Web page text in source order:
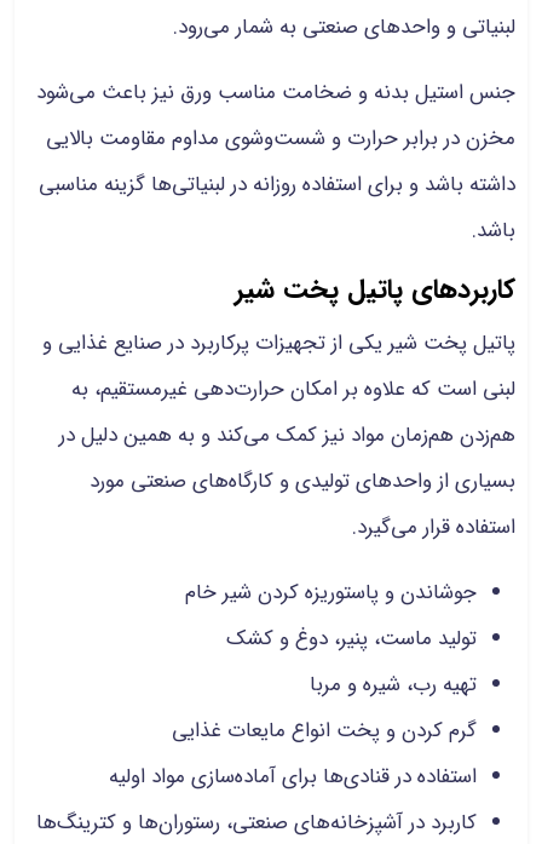
لبنیاتی و واحدهای صنعتی به شمار می‌رود.
جنس استیل بدنه و ضخامت مناسب ورق نیز باعث می‌شود
مخزن در برابر حرارت و شست‌وشوی مداوم مقاومت بالایی
داشته باشد و برای استفاده روزانه در لبنیاتی‌ها گزینه مناسبی
باشد.
کاربردهای پاتیل پخت شیر
پاتیل پخت شیر یکی از تجهیزات پرکاربرد در صنایع غذایی و
لبنی است که علاوه بر امکان حرارت‌دهی غیرمستقیم، به
هم‌زدن هم‌زمان مواد نیز کمک می‌کند و به همین دلیل در
بسیاری از واحدهای تولیدی و کارگاه‌های صنعتی مورد
استفاده قرار می‌گیرد.
جوشاندن و پاستوریزه کردن شیر خام
تولید ماست، پنیر، دوغ و کشک
تهیه رب، شیره و مربا
گرم کردن و پخت انواع مایعات غذایی
استفاده در قنادی‌ها برای آماده‌سازی مواد اولیه
کاربرد در آشپزخانه‌های صنعتی، رستوران‌ها و کترینگ‌ها